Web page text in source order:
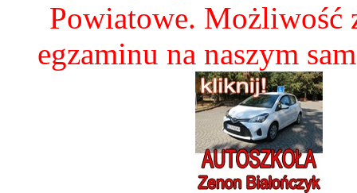
Powiatowe. Możliwość
egzaminu na naszym